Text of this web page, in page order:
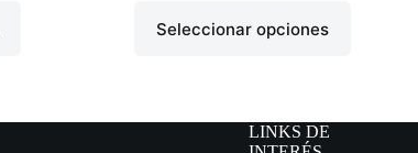
€89.99
Seleccionar opciones
producto
opciones
LINKS DE